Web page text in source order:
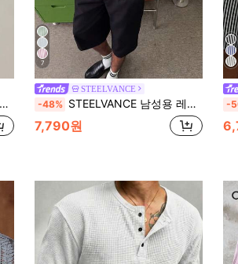
7
STEELVANCE
-48% STEELVANCE 남성용 레터 스트라이프 반팔 싱글브레스트 캐주얼 셔츠, 세리머니
7,790원
-